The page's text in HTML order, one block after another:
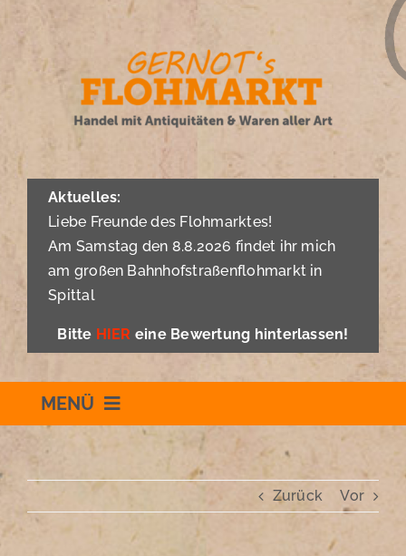
Inhalt
springen
Aktuelles:
Liebe Freunde des Flohmarktes!
Am Samstag den 8.8.2026 findet ihr mich
am großen Bahnhofstraßenflohmarkt in
Spittal
Bitte HIER eine Bewertung hinterlassen!
MENÜ
Willkommen
Schauraum
Zurück Vor